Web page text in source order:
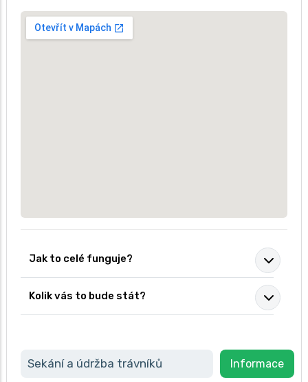
Jak to celé funguje?
Kolik vás to bude stát?
Sekání a údržba trávníků Informace